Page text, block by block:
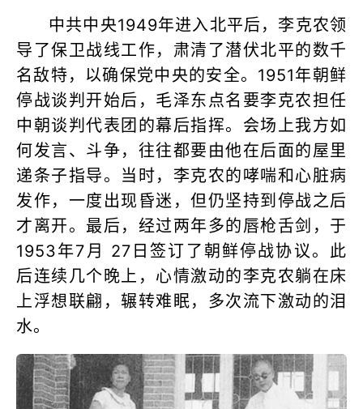
中共中央1949年进入北平后，李克农领
导了保卫战线工作，肃清了潜伏北平的数千
名敌特，以确保党中央的安全。1951年朝鲜
停战谈判开始后，毛泽东点名要李克农担任
中朝谈判代表团的幕后指挥。会场上我方如
何发言、斗争，往往都要由他在后面的屋里
递条子指导。当时，李克农的哮喘和心脏病
发作，一度出现昏迷，但仍坚持到停战之后
才离开。最后，经过两年多的唇枪舌剑，于
1953年7月 27日签订了朝鲜停战协议。此
后连续几个晚上，心情激动的李克农躺在床
上浮想联翩，辗转难眠，多次流下激动的泪
水。